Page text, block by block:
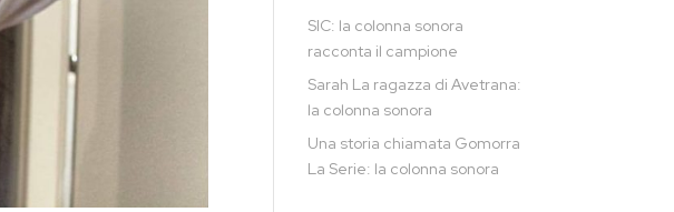
SIC: la colonna sonora
racconta il campione
Sarah La ragazza di Avetrana:
la colonna sonora
Una storia chiamata Gomorra
La Serie: la colonna sonora